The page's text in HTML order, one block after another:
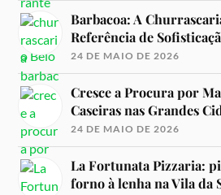
Barbacoa: A
Referência de
24 DE MAIO DE 2026
Cresce a Procura por
Caseiras nas Grandes
24 DE MAIO DE 2026
La Fortunata Pizzaria:
forno à lenha na Vila da